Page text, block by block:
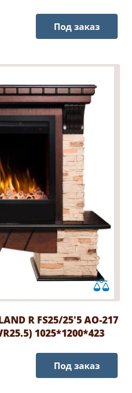
Под заказ
R FS25/25'5 AO-217
1025*1200*423
Под заказ